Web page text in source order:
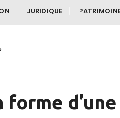
JURIDIQUE
d’une